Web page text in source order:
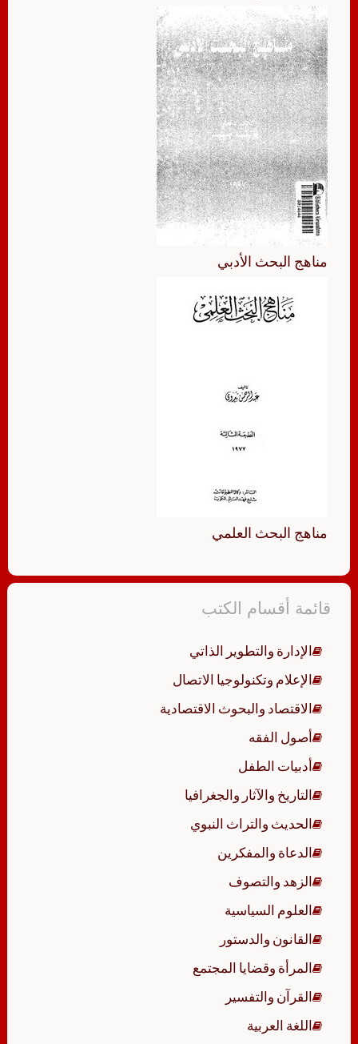
مناهج البحث الأدبي
مناهج البحث العلمي
قائمة أقسام الكتب
الإدارة والتطوير الذاتي
الإعلام وتكنولوجيا الاتصال
الاقتصاد والبحوث الاقتصادية
أصول الفقه
أدبيات الطفل
التاريخ والآثار والجغرافيا
الحديث والتراث النبوي
الدعاة والمفكرين
الزهد والتصوف
العلوم السياسية
القانون والدستور
المرأة وقضايا المجتمع
القرآن والتفسير
اللغة العربية